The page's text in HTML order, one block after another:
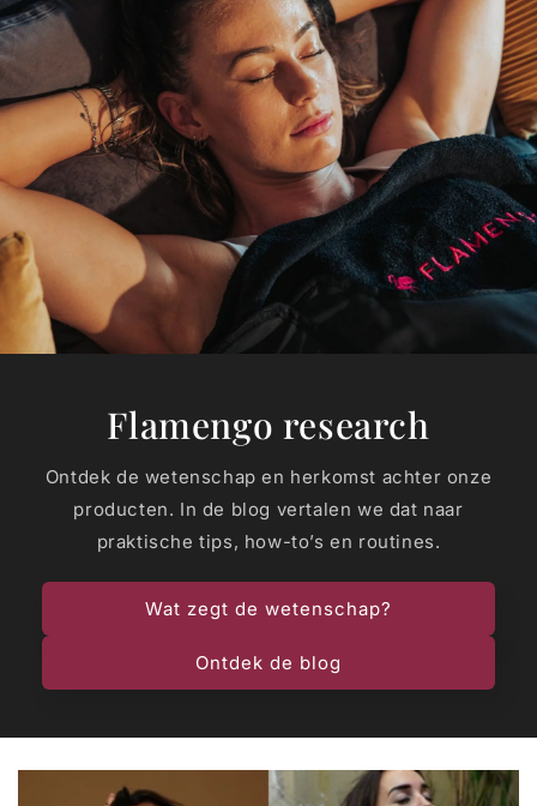
Flamengo research
Ontdek de wetenschap en herkomst achter onze
producten. In de blog vertalen we dat naar
praktische tips, how-to’s en routines.
Wat zegt de wetenschap?
Ontdek de blog